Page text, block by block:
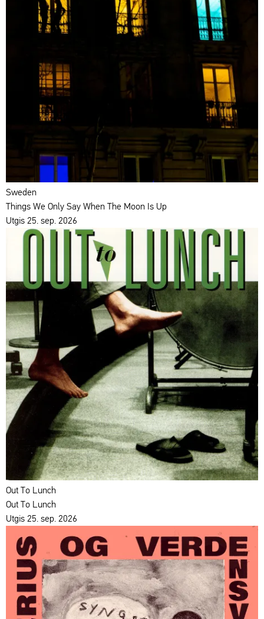
Sweden
Things We Only Say When The Moon Is Up
Utgis 25. sep. 2026
Out To Lunch
Out To Lunch
Utgis 25. sep. 2026